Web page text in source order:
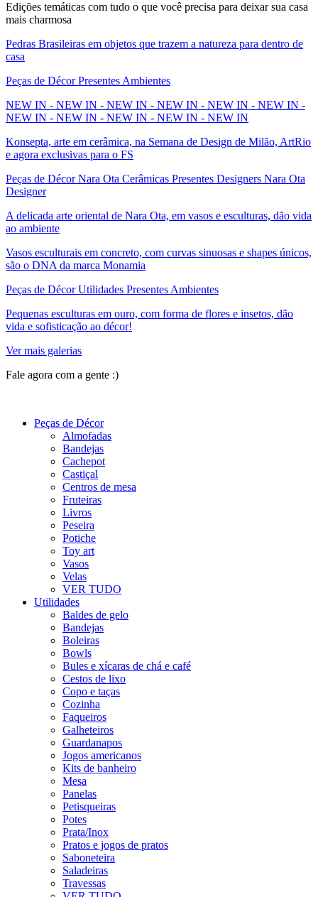
Edições temáticas com tudo o que você precisa para deixar sua casa
mais charmosa
Pedras Brasileiras em objetos que trazem a natureza para dentro de
casa
Peças de Décor Presentes Ambientes
NEW IN - NEW IN - NEW IN - NEW IN - NEW IN - NEW IN -
NEW IN - NEW IN - NEW IN - NEW IN - NEW IN
Konsepta, arte em cerâmica, na Semana de Design de Milão, ArtRio
e agora exclusivas para o FS
Peças de Décor Nara Ota Cerâmicas Presentes Designers Nara Ota
Designer
A delicada arte oriental de Nara Ota, em vasos e esculturas, dão vida
ao ambiente
Vasos esculturais em concreto, com curvas sinuosas e shapes únicos,
são o DNA da marca Monamia
Peças de Décor Utilidades Presentes Ambientes
Pequenas esculturas em ouro, com forma de flores e insetos, dão
vida e sofisticação ao décor!
Ver mais galerias
Fale agora com a gente :)
Peças de Décor
Almofadas
Bandejas
Cachepot
Castiçal
Centros de mesa
Fruteiras
Livros
Peseira
Potiche
Toy art
Vasos
Velas
VER TUDO
Utilidades
Baldes de gelo
Bandejas
Boleiras
Bowls
Bules e xícaras de chá e café
Cestos de lixo
Copo e taças
Cozinha
Faqueiros
Galheteiros
Guardanapos
Jogos americanos
Kits de banheiro
Mesa
Panelas
Petisqueiras
Potes
Prata/Inox
Pratos e jogos de pratos
Saboneteira
Saladeiras
Travessas